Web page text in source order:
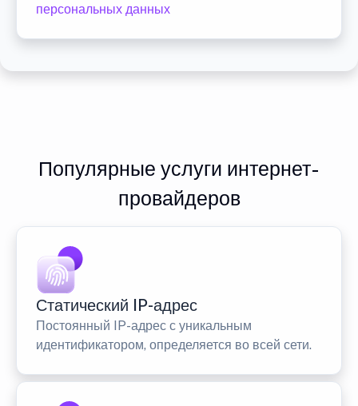
персональных данных
Популярные услуги интернет-
провайдеров
Статический IP-адрес
Постоянный IP-адрес с уникальным
идентификатором, определяется во всей сети.